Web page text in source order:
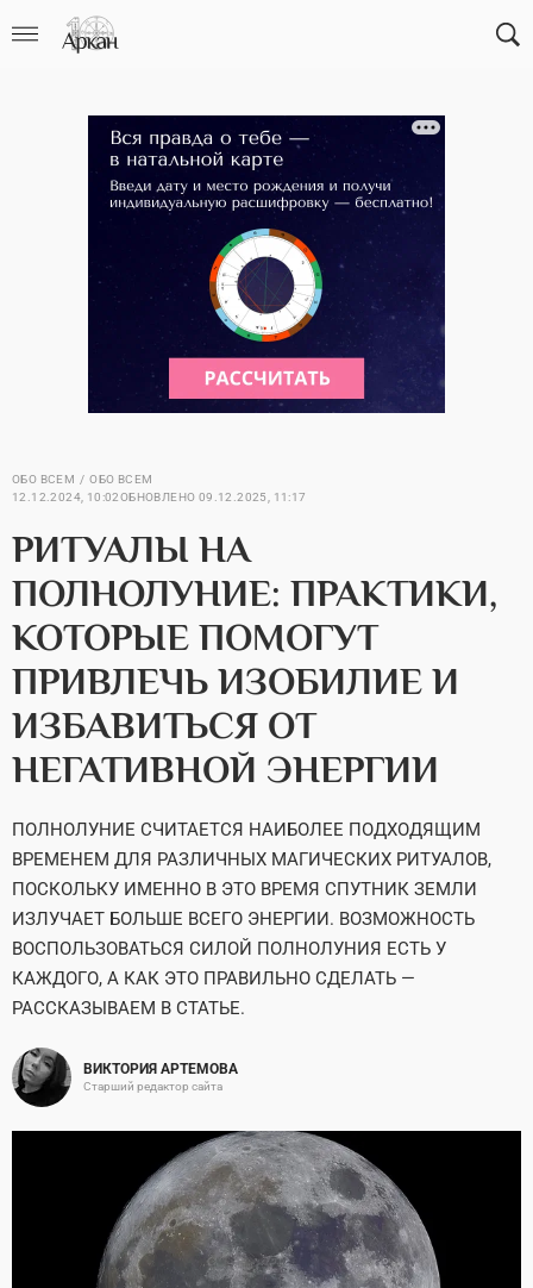
ОБО ВСЕМ
ОБО ВСЕМ
12.12.2024, 10:02ОБНОВЛЕНО 09.12.2025, 11:17
РИТУАЛЫ НА
ПОЛНОЛУНИЕ: ПРАКТИКИ,
КОТОРЫЕ ПОМОГУТ
ПРИВЛЕЧЬ ИЗОБИЛИЕ И
ИЗБАВИТЬСЯ ОТ
НЕГАТИВНОЙ ЭНЕРГИИ
ПОЛНОЛУНИЕ СЧИТАЕТСЯ НАИБОЛЕЕ ПОДХОДЯЩИМ
ВРЕМЕНЕМ ДЛЯ РАЗЛИЧНЫХ МАГИЧЕСКИХ РИТУАЛОВ,
ПОСКОЛЬКУ ИМЕННО В ЭТО ВРЕМЯ СПУТНИК ЗЕМЛИ
ИЗЛУЧАЕТ БОЛЬШЕ ВСЕГО ЭНЕРГИИ. ВОЗМОЖНОСТЬ
ВОСПОЛЬЗОВАТЬСЯ СИЛОЙ ПОЛНОЛУНИЯ ЕСТЬ У
КАЖДОГО, А КАК ЭТО ПРАВИЛЬНО СДЕЛАТЬ —
РАССКАЗЫВАЕМ В СТАТЬЕ.
ВИКТОРИЯ АРТЕМОВА
Старший редактор сайта